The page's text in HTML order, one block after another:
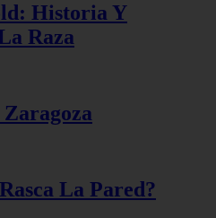
Historia Y
Raza
La Pared?